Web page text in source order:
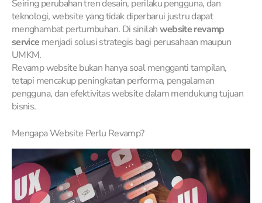
Seiring perubahan tren desain, perilaku pengguna, dan
teknologi, website yang tidak diperbarui justru dapat
menghambat pertumbuhan. Di sinilahwebsite revamp
service menjadi solusi strategis bagi perusahaan maupun
UMKM.
Revamp website bukan hanya soal mengganti tampilan,
tetapi mencakup peningkatan performa, pengalaman
pengguna, dan efektivitas website dalam mendukung tujuan
bisnis.
Mengapa Website Perlu Revamp?